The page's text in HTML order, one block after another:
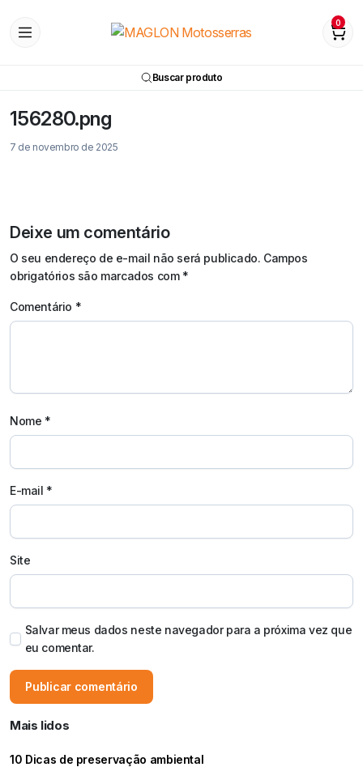
0
Buscar produto
156280.png
7 de novembro de 2025
Deixe um comentário
O seu endereço de e-mail não será publicado. Campos
obrigatórios são marcados com *
Comentário *
Nome *
E-mail *
Site
Salvar meus dados neste navegador para a próxima vez que
eu comentar.
Mais lidos
10 Dicas de preservação ambiental